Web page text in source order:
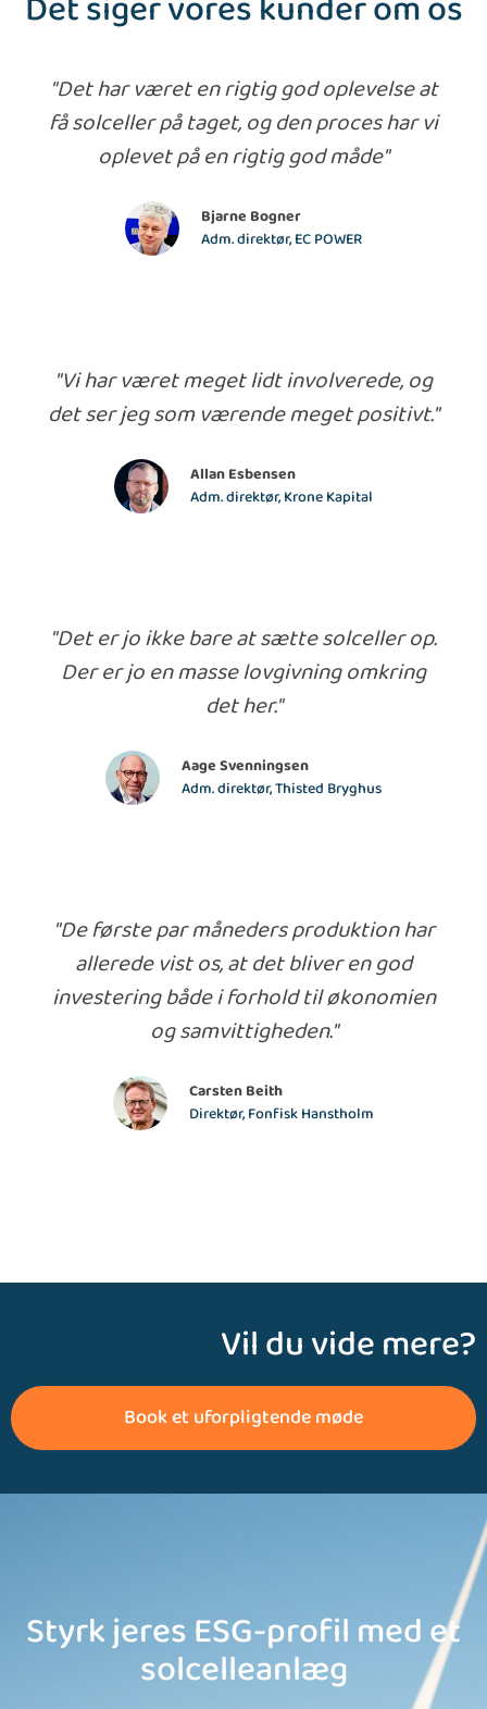
"Det har været en rigtig god oplevelse at
få solceller på taget, og den proces har vi
oplevet på en rigtig god måde"
Bjarne Bogner
Adm. direktør, EC POWER
"Vi har været meget lidt involverede, og
det ser jeg som værende meget positivt."
Allan Esbensen
Adm. direktør, Krone Kapital
"Det er jo ikke bare at sætte solceller op.
Der er jo en masse lovgivning omkring
det her."
Aage Svenningsen
Adm. direktør, Thisted Bryghus
"De første par måneders produktion har
allerede vist os, at det bliver en god
investering både i forhold til økonomien
og samvittigheden."
Carsten Beith
Direktør, Fonfisk Hanstholm
Vil du vide mere?
Book et uforpligtende møde
Styrk jeres ESG-profil med et
solcelleanlæg